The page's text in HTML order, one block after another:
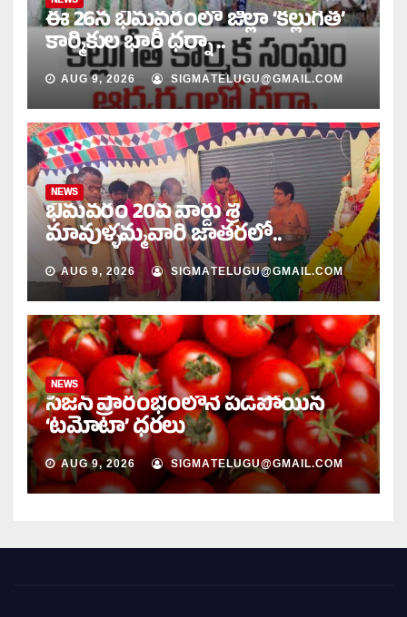
ఈ 26న భీమవరంలో జిల్లా ‘కల్లుగీత’
కార్మికుల భారీ ధర్నా ..
AUG 9, 2026 SIGMATELUGU@GMAIL.COM
NEWS
భీమవరం 20వ వార్డు శ్రీ
మావుళ్ళమ్మవారి జాతరలో..
AUG 9, 2026 SIGMATELUGU@GMAIL.COM
NEWS
సీజన్ ప్రారంభంలోనే పడిపోయిన
‘టమోటా’ ధరలు
AUG 9, 2026 SIGMATELUGU@GMAIL.COM